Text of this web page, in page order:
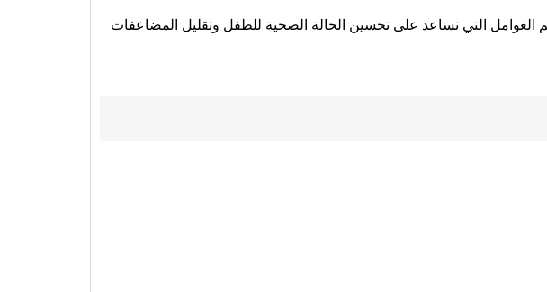
العوامل التي تساعد على تحسين الحالة الصحية للطفل وتقليل المضاعفات